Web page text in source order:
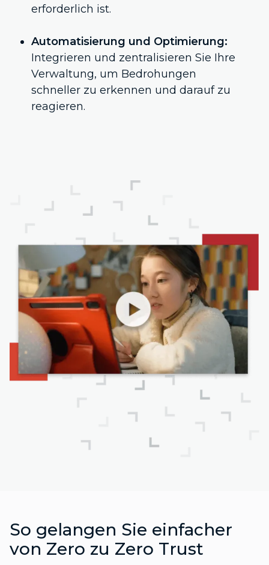
erforderlich ist.
Automatisierung und Optimierung:
Integrieren und zentralisieren Sie Ihre
Verwaltung, um Bedrohungen
schneller zu erkennen und darauf zu
reagieren.
So gelangen Sie einfacher
von Zero zu Zero Trust